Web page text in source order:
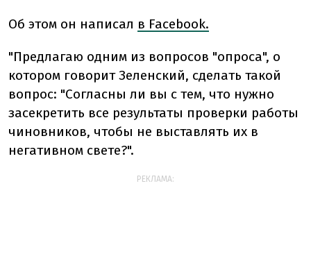
Об этом он написал в Facebook.
"Предлагаю одним из вопросов "опроса", о
котором говорит Зеленский, сделать такой
вопрос: "Согласны ли вы с тем, что нужно
засекретить все результаты проверки работы
чиновников, чтобы не выставлять их в
негативном свете?".
РЕКЛАМА: